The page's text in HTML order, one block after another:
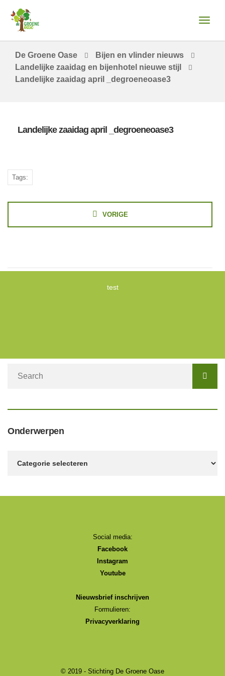
De Groene Oase
Bijen en vlinder nieuws
Landelijke zaaidag en bijenhotel nieuwe stijl
Landelijke zaaidag april _degroeneoase3
Landelijke zaaidag april _degroeneoase3
Tags:
VORIGE
test
Onderwerpen
Social media:
Facebook
Instagram
Youtube
Nieuwsbrief inschrijven
Formulieren:
Privacyverklaring
© 2019 - Stichting De Groene Oase